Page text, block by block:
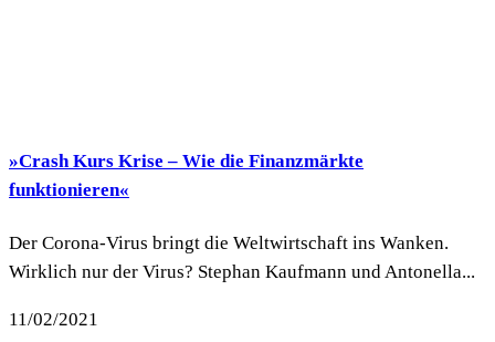
»Crash Kurs Krise – Wie die Finanzmärkte
funktionieren«
Der Corona-Virus bringt die Weltwirtschaft ins Wanken.
Wirklich nur der Virus? Stephan Kaufmann und Antonella...
11/02/2021